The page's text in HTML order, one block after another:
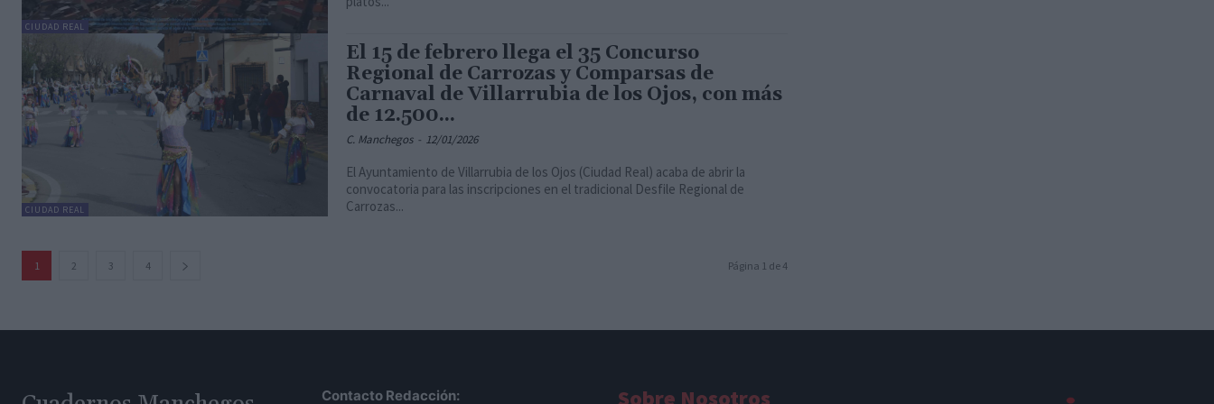
CIUDAD REAL
CIUDAD REAL
El 15 de febrero llega el 35 Concurso
Regional de Carrozas y Comparsas de
Carnaval de Villarrubia de los Ojos, con más
de 12.500...
C. Manchegos - 12/01/2026
El Ayuntamiento de Villarrubia de los Ojos (Ciudad Real) acaba de abrir la
convocatoria para las inscripciones en el tradicional Desfile Regional de
Carrozas...
1 2 3 4 Página 1 de 4
Contacto Redacción: Sobre Nosotros